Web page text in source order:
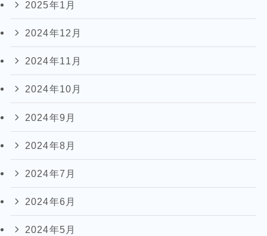
2025年1月
2024年12月
2024年11月
2024年10月
2024年9月
2024年8月
2024年7月
2024年6月
2024年5月